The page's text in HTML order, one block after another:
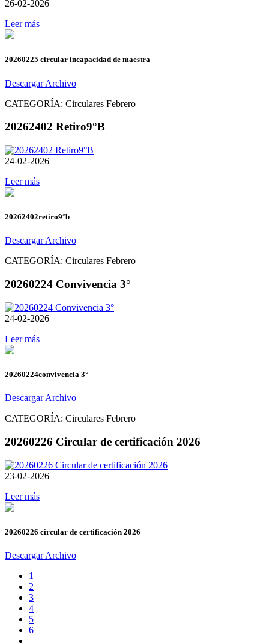
26-02-2026
Leer más
20260225 circular incapacidad de maestra
Descargar Archivo
CATEGORÍA: Circulares Febrero
20262402 Retiro9°B
24-02-2026
Leer más
20262402retiro9°b
Descargar Archivo
CATEGORÍA: Circulares Febrero
20260224 Convivencia 3°
24-02-2026
Leer más
20260224convivencia 3°
Descargar Archivo
CATEGORÍA: Circulares Febrero
20260226 Circular de certificación 2026
23-02-2026
Leer más
20260226 circular de certificación 2026
Descargar Archivo
1
2
3
4
5
6